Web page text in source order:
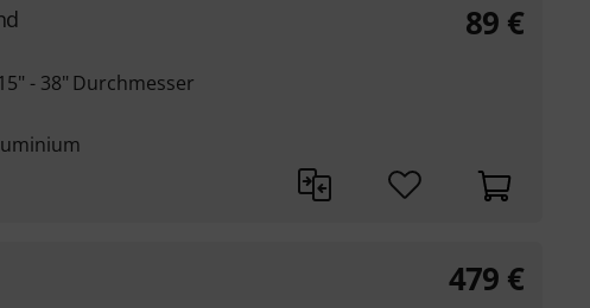
- 38" Durchmesser
89 €
479 €